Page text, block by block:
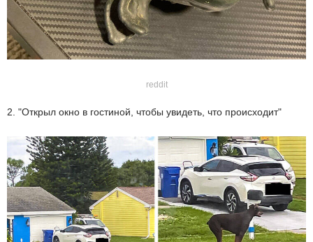
reddit
2. "Открыл окно в гостиной, чтобы увидеть, что происходит"